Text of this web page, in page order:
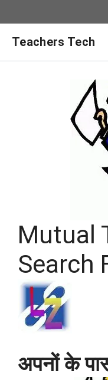
Teachers Tech
Mutual
Search
अपनों के